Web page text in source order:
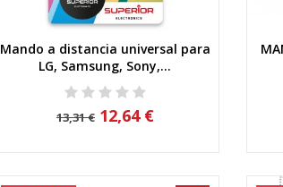
Vista rápida
Mando a distancia universal para
LG, Samsung, Sony,...
13,31 € 12,64 €